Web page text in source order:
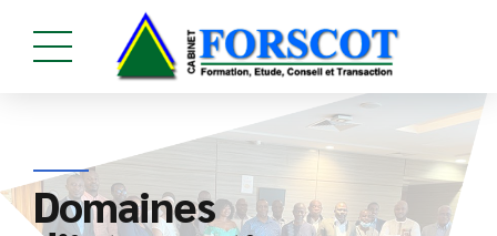
Domaines